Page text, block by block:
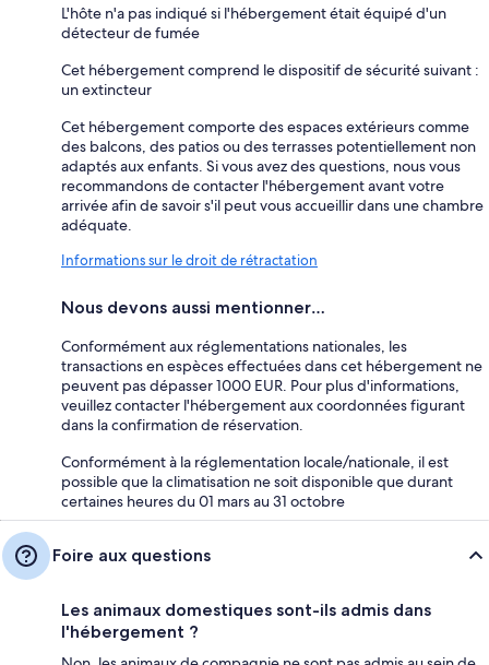
L'hôte n'a pas indiqué si l'hébergement était équipé d'un
détecteur de fumée
Cet hébergement comprend le dispositif de sécurité suivant :
un extincteur
Cet hébergement comporte des espaces extérieurs comme
des balcons, des patios ou des terrasses potentiellement non
adaptés aux enfants. Si vous avez des questions, nous vous
recommandons de contacter l'hébergement avant votre
arrivée afin de savoir s'il peut vous accueillir dans une chambre
adéquate.
Informations sur le droit de rétractation
Nous devons aussi mentionner…
Conformément aux réglementations nationales, les
transactions en espèces effectuées dans cet hébergement ne
peuvent pas dépasser 1000 EUR. Pour plus d'informations,
veuillez contacter l'hébergement aux coordonnées figurant
dans la confirmation de réservation.
Conformément à la réglementation locale/nationale, il est
possible que la climatisation ne soit disponible que durant
certaines heures du 01 mars au 31 octobre
Foire aux questions
Les animaux domestiques sont-ils admis dans
l'hébergement ?